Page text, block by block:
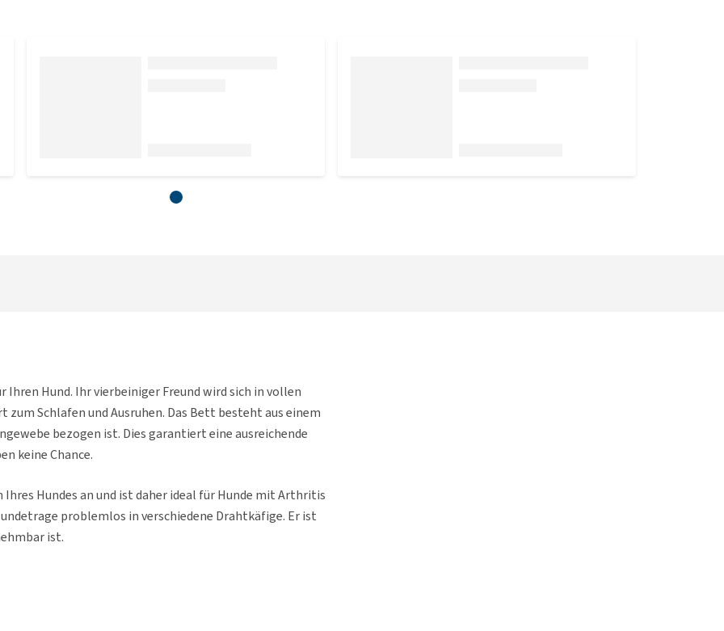
Hund. Ihr vierbeiniger Freund wird sich in vollen
Schlafen und Ausruhen. Das Bett besteht aus einem
bezogen ist. Dies garantiert eine ausreichende
keine Chance.
Hundes an und ist daher ideal für Hunde mit Arthritis
problemlos in verschiedene Drahtkäfige. Er ist
ist.